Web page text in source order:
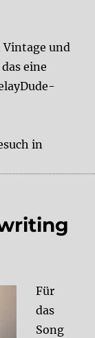
und
eine
in
Für
das
Song